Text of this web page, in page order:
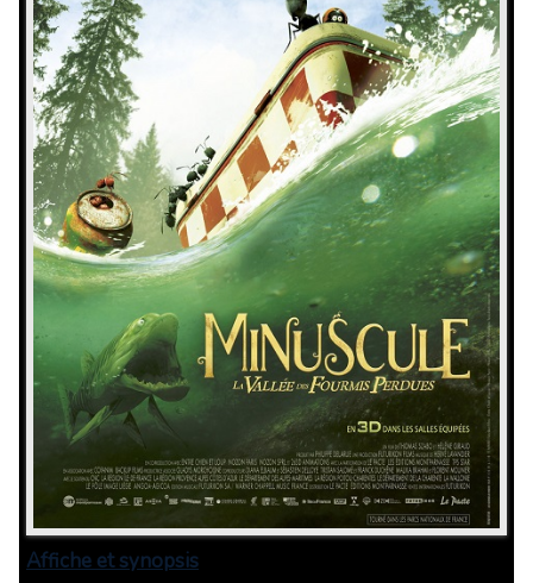
Affiche et synopsis